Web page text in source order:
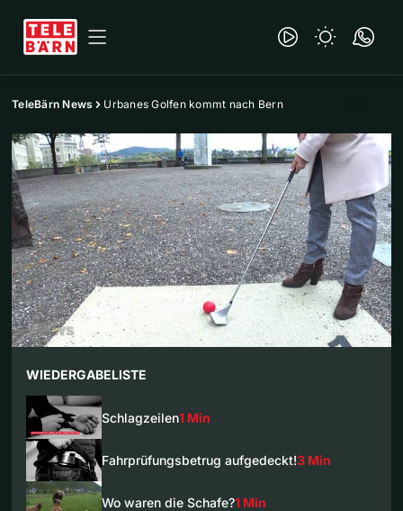
TeleBärn News Urbanes Golfen kommt nach Bern
WIEDERGABELISTE
Schlagzeilen1 Min
Fahrprüfungsbetrug aufgedeckt!3 Min
Wo waren die Schafe?1 Min